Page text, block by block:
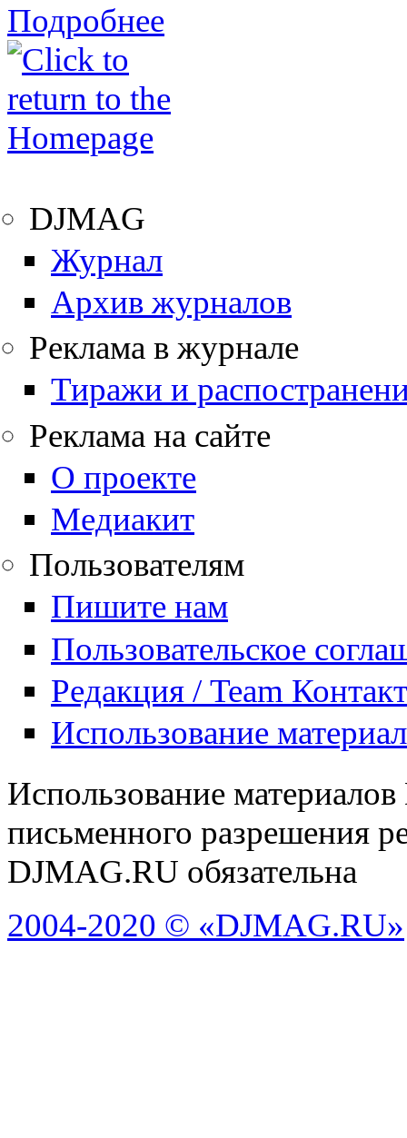
Подробнее
DJMAG
Журнал
Архив журналов
Реклама в журнале
Тиражи и
Реклама на сайте
О проекте
Медиакит
Пользователям
Пишите нам
Пользовательское
Редакция / Team
Использование
Использование
письменного разрешения
DJMAG.RU обязательна
2004-2020 © «DJMAG.RU»